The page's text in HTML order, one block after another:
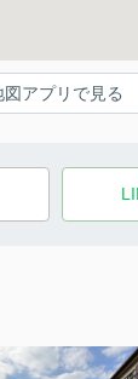
図アプリで見る